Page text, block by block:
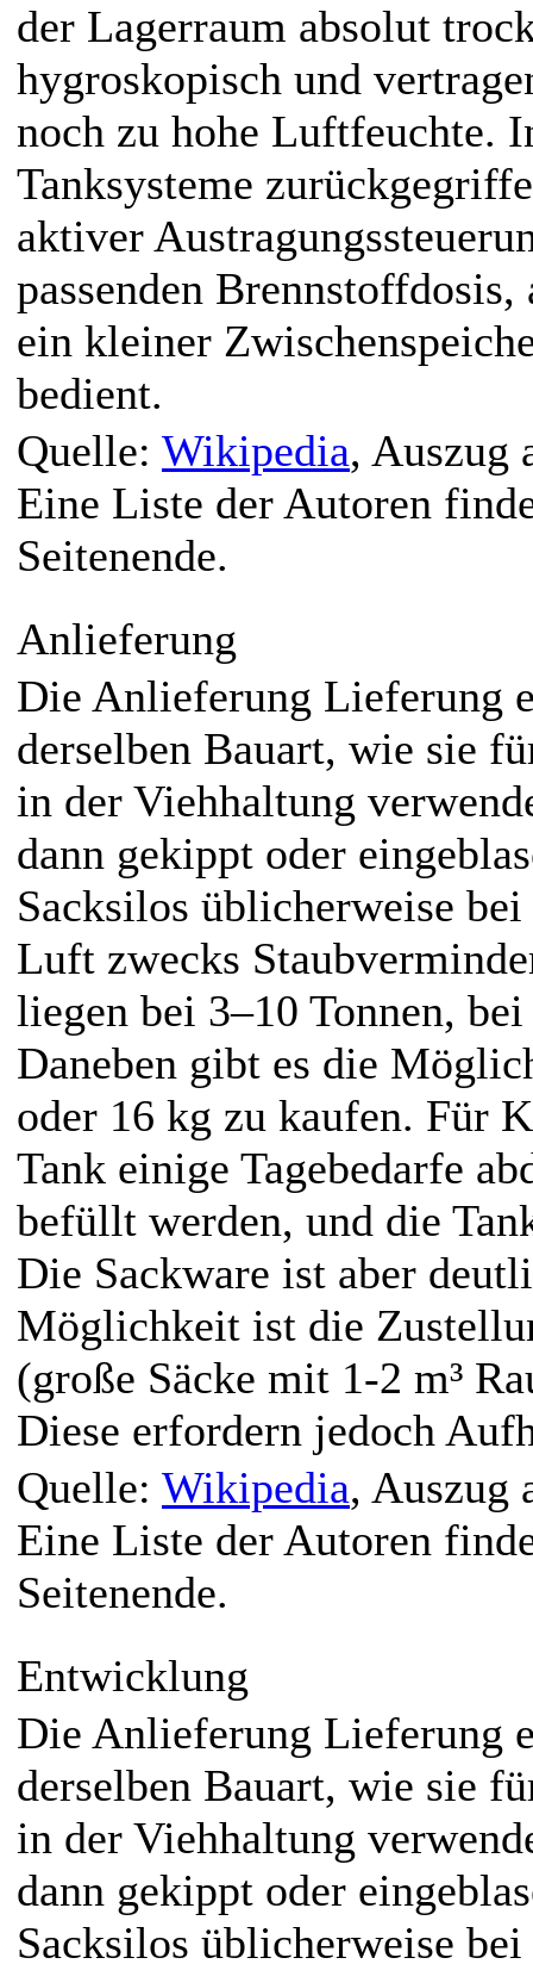
der Lagerraum absolut
hygroskopisch und
noch zu hohe Luftfeuchte.
Tanksysteme
aktiver
passenden
ein kleiner
bedient.
Quelle: Wikipedia, Auszug
Eine Liste der Autoren
Seitenende.
Anlieferung
Die Anlieferung Lieferung
derselben Bauart, wie sie
in der Viehhaltung
dann gekippt oder
Sacksilos üblicherweise
Luft zwecks
liegen bei 3–10 Tonnen,
Daneben gibt es die
oder 16 kg zu kaufen. Für
Tank einige Tagebedarfe
befüllt werden, und die
Die Sackware ist aber
Möglichkeit ist die
(große Säcke mit 1-2 m³
Diese erfordern jedoch
Quelle: Wikipedia, Auszug
Eine Liste der Autoren
Seitenende.
Entwicklung
Die Anlieferung Lieferung
derselben Bauart, wie sie
in der Viehhaltung
dann gekippt oder
Sacksilos üblicherweise